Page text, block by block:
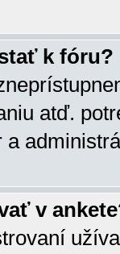
k fóru?
atď.
v